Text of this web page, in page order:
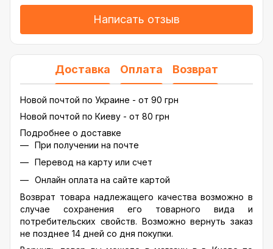
Написать отзыв
Доставка Оплата Возврат
Новой почтой по Украине - от 90 грн
Новой почтой по Киеву - от 80 грн
Подробнее о доставке
При получении на почте
Перевод на карту или счет
Онлайн оплата на сайте картой
Возврат товара надлежащего качества возможно в
случае сохранения его товарного вида и
потребительских свойств. Возможно вернуть заказ
не позднее 14 дней со дня покупки.